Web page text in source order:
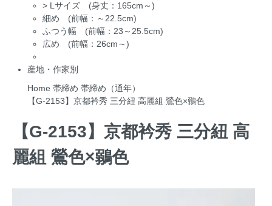
> Lサイズ (身丈：165cm～)
細め (前幅：～22.5cm)
ふつう幅 (前幅：23～25.5cm)
広め (前幅：26cm～)
産地・作家別
Home 帯締め 帯締め（通年）
【G-2153】京都衿秀 三分紐 高麗組 鶯色×鶸色
【G-2153】京都衿秀 三分紐 高
麗組 鶯色×鶸色